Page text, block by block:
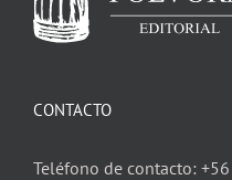
CONTACTO
Teléfono de contacto: